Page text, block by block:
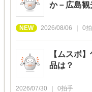
か－広島
2026/08/06 0
【ムスボ
品は？
2026/07/30 0拍手